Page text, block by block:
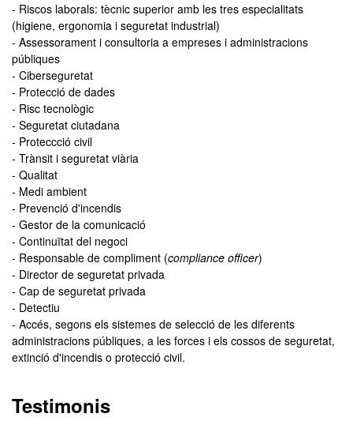
- Riscos laborals: tècnic superior amb les tres especialitats
(higiene, ergonomia i seguretat industrial)
- Assessorament i consultoria a empreses i administracions
públiques
- Ciberseguretat
- Protecció de dades
- Risc tecnològic
- Seguretat ciutadana
- Proteccció civil
- Trànsit i seguretat viària
- Qualitat
- Medi ambient
- Prevenció d'incendis
- Gestor de la comunicació
- Continuïtat del negoci
- Responsable de compliment (compliance officer)
- Director de seguretat privada
- Cap de seguretat privada
- Detectiu
- Accés, segons els sistemes de selecció de les diferents
administracions públiques, a les forces i els cossos de seguretat,
extinció d'incendis o protecció civil.
Testimonis